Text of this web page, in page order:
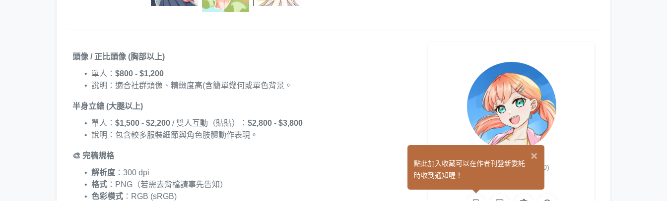
頭像 / 正比頭像 (胸部以上)
單人： $800 - $1,200
說明：適合社群頭像、精緻度高(含簡單幾何或單色背景。
半身立繪 (大腿以上)
單人： $1,500 - $2,200 / 雙人互動（貼貼）： $2,800 - $3,800
說明：包含較多服裝細節與角色肢體動作表現。
🎨 完稿規格
解析度 ：300 dpi
格式 ：PNG（若需去背檔請事先告知）
色彩模式 ：RGB (sRGB)
タマココン (0)
×
點此加入收藏可以在作者刊登新委託
時收到通知喔！